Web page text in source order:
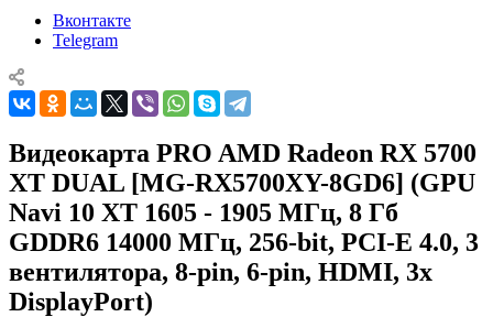
Вконтакте
Telegram
Видеокарта PRO AMD Radeon RX 5700
XT DUAL [MG-RX5700XY-8GD6] (GPU
Navi 10 XT 1605 - 1905 МГц, 8 Гб
GDDR6 14000 МГц, 256-bit, PCI-E 4.0, 3
вентилятора, 8-pin, 6-pin, HDMI, 3x
DisplayPort)